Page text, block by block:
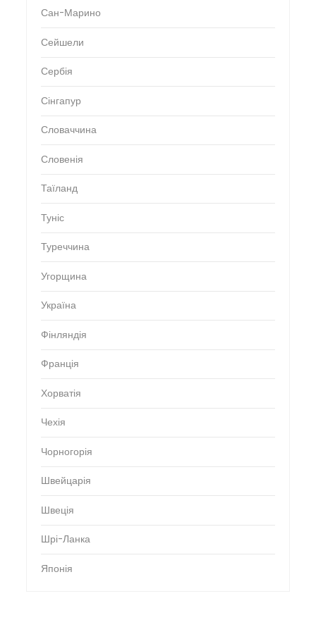
Сан-Марино
Сейшели
Сербія
Сінгапур
Словаччина
Словенія
Таїланд
Туніс
Туреччина
Угорщина
Україна
Фінляндія
Франція
Хорватія
Чехія
Чорногорія
Швейцарія
Швеція
Шрі-Ланка
Японія